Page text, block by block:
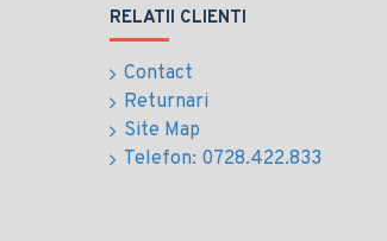
RELATII CLIENTI
Contact
Returnari
Site Map
Telefon: 0728.422.833